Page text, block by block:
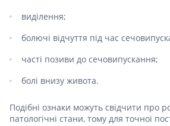
виділення;
болючі відчуття під час
часті позиви до сечовипускання;
болі внизу живота.
Подібні ознаки можуть свідчити про
патологічні стани, тому для точної